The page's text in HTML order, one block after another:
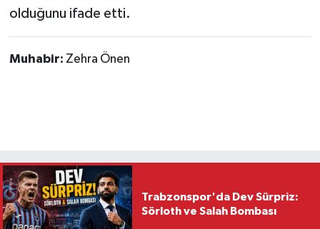
olduğunu ifade etti.
Muhabir: Zehra Önen
Trabzonspor'da Dev Sürpriz:
Sörloth ve Salah Bombası